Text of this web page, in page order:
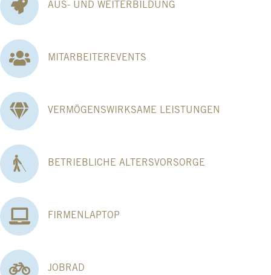
AUS- UND WEITERBILDUNG
MITARBEITEREVENTS
VERMÖGENSWIRKSAME LEISTUNGEN
BETRIEBLICHE ALTERSVORSORGE
FIRMENLAPTOP
JOBRAD